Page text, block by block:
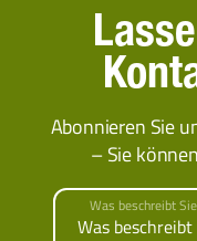
Abonnieren Sie
– Sie
Was beschreibt